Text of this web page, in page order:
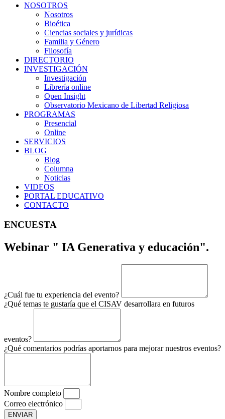
NOSOTROS
Nosotros
Bioética
Ciencias sociales y jurídicas
Familia y Género
Filosofía
DIRECTORIO
INVESTIGACIÓN
Investigación
Librería online
Open Insight
Observatorio Mexicano de Libertad Religiosa
PROGRAMAS
Presencial
Online
SERVICIOS
BLOG
Blog
Columna
Noticias
VIDEOS
PORTAL EDUCATIVO
CONTACTO
ENCUESTA
Webinar " IA Generativa y educación".
¿Cuál fue tu experiencia del evento?
¿Qué temas te gustaría que el CISAV desarrollara en futuros
eventos?
¿Qué comentarios podrías aportarnos para mejorar nuestros eventos?
Nombre completo
Correo electrónico
ENVIAR